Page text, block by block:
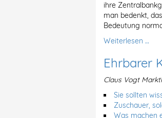
ihre
man bedenkt,
Bedeutung
Weiterlesen …
Ehrbarer
Claus Vogt
Sie sollten
Zuschauer,
Was machen